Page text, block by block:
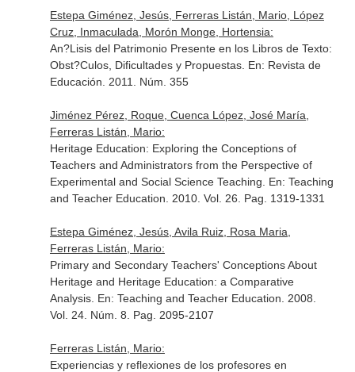
Estepa Giménez, Jesús, Ferreras Listán, Mario, López
Cruz, Inmaculada, Morón Monge, Hortensia:
An?Lisis del Patrimonio Presente en los Libros de Texto:
Obst?Culos, Dificultades y Propuestas. En: Revista de
Educación . 2011. Núm. 355
Jiménez Pérez, Roque, Cuenca López, José María,
Ferreras Listán, Mario:
Heritage Education: Exploring the Conceptions of
Teachers and Administrators from the Perspective of
Experimental and Social Science Teaching. En: Teaching
and Teacher Education . 2010. Vol. 26. Pag. 1319-1331
Estepa Giménez, Jesús, Avila Ruiz, Rosa Maria,
Ferreras Listán, Mario:
Primary and Secondary Teachers' Conceptions About
Heritage and Heritage Education: a Comparative
Analysis. En: Teaching and Teacher Education . 2008.
Vol. 24. Núm. 8. Pag. 2095-2107
Ferreras Listán, Mario:
Experiencias y reflexiones de los profesores en